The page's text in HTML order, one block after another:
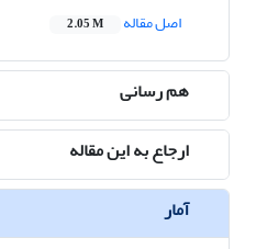
اصل مقاله
2.05 M
هم رسانی
ارجاع به این مقاله
آمار